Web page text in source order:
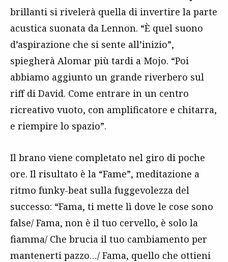
brillanti si rivelerà quella di invertire la parte
acustica suonata da Lennon. “È quel suono
d’aspirazione che si sente all’inizio”,
spiegherà Alomar più tardi a Mojo. “Poi
abbiamo aggiunto un grande riverbero sul
riff di David. Come entrare in un centro
ricreativo vuoto, con amplificatore e chitarra,
e riempire lo spazio”.
Il brano viene completato nel giro di poche
ore. Il risultato è la “Fame”, meditazione a
ritmo funky-beat sulla fuggevolezza del
successo: “Fama, ti mette lì dove le cose sono
false/ Fama, non è il tuo cervello, è solo la
fiamma/ Che brucia il tuo cambiamento per
mantenerti pazzo…/ Fama, quello che ottieni